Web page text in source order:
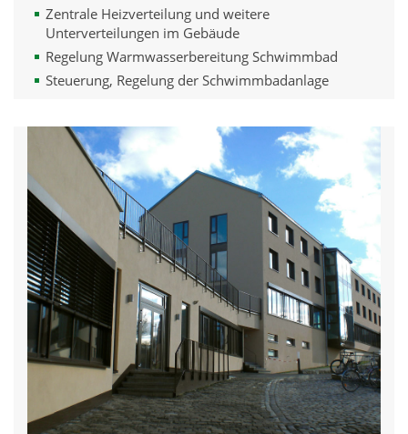
Zentrale Heizverteilung und weitere
Unterverteilungen im Gebäude
Regelung Warmwasserbereitung Schwimmbad
Steuerung, Regelung der Schwimmbadanlage